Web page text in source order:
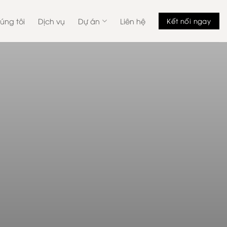
tôi Dịch vụ Dự án Liên hệ Kết nối ngay